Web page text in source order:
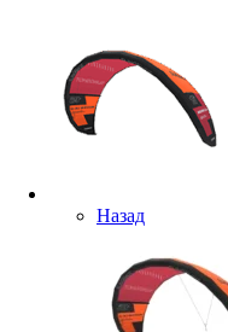
Назад